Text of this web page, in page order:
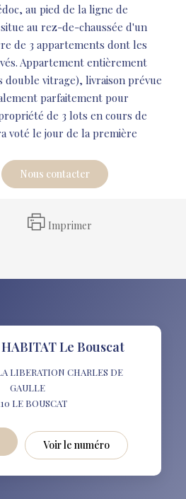
au pied de la ligne de
au rez-de-chaussée d'un
de 3 appartements dont les
Appartement entièrement
double vitrage), livraison prévue
parfaitement pour
de 3 lots en cours de
voté le jour de la première
Nous contacter
Imprimer
Le Bouscat
LIBERATION CHARLES DE
GAULLE
LE BOUSCAT
Voir le numéro